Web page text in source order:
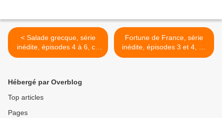
< Salade grecque, série
inédite, épisodes 4 à 6, ce
soir à 22h55 sur France 2
Fortune de France, série
inédite, épisodes 3 et 4, ce
soir à 21h05 sur France 2 >
Hébergé par Overblog
Top articles
Pages